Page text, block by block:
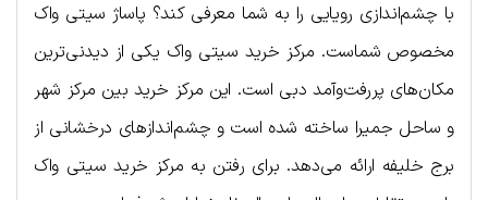
با چشم‌اندازی رویایی را به شما معرفی کند؟ پاساژ سیتی واک
مخصوص شماست. مرکز خرید سیتی واک یکی از دیدنی‌ترین
مکان‌های پررفت‌وآمد دبی است. این مرکز خرید بین مرکز شهر
و ساحل جمیرا ساخته شده است و چشم‌اندازهای درخشانی از
برج خلیفه ارائه می‌دهد. برای رفتن به مرکز خرید سیتی واک